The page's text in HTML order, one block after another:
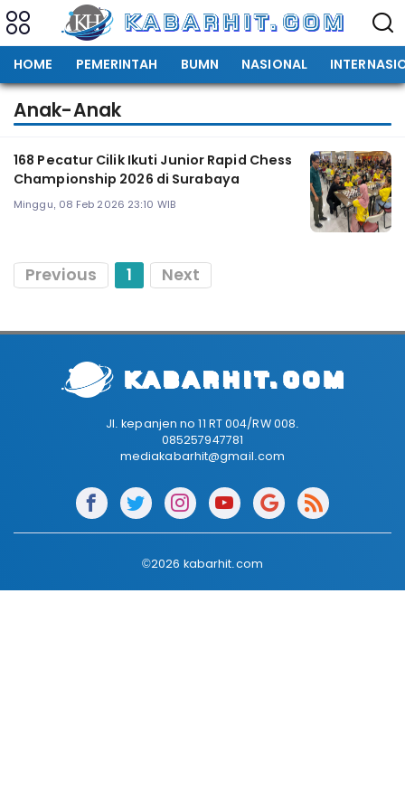
HOME PEMERINTAH BUMN NASIONAL
Anak-Anak
168 Pecatur Cilik Ikuti Junior Rapid Chess
Championship 2026 di Surabaya
Minggu, 08 Feb 2026 23:10 WIB
Previous 1 Next
Jl. kepanjen no 11 RT 004/RW 008.
085257947781
mediakabarhit@gmail.com
©2026 kabarhit.com